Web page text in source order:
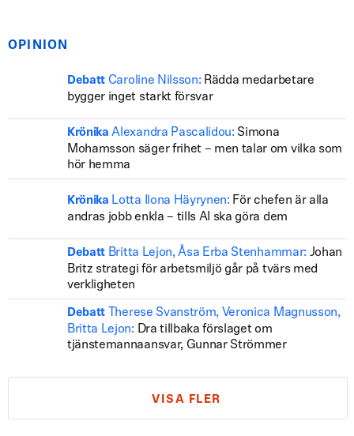
OPINION
Debatt Caroline Nilsson: Rädda medarbetare
bygger inget starkt försvar
Krönika Alexandra Pascalidou: Simona
Mohamsson säger frihet – men talar om vilka som
hör hemma
Krönika Lotta Ilona Häyrynen: För chefen är alla
andras jobb enkla – tills AI ska göra dem
Debatt Britta Lejon, Åsa Erba Stenhammar: Johan
Britz strategi för arbetsmiljö går på tvärs med
verkligheten
Debatt
Therese Svanström, Veronica Magnusson,
Britta Lejon: Dra tillbaka förslaget om
tjänstemannaansvar, Gunnar Strömmer
VISA FLER